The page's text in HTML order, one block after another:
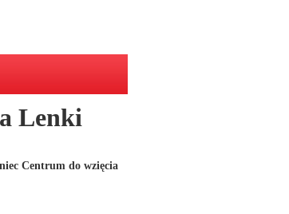
Lenki
Centrum do wzięcia